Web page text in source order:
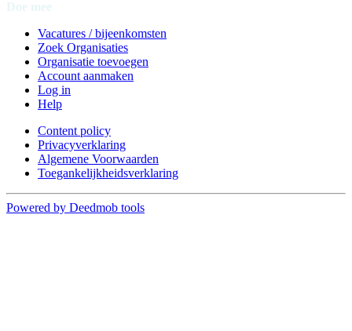
Vacatures / bijeenkomsten
Zoek Organisaties
Organisatie toevoegen
Account aanmaken
Log in
Help
Content policy
Privacyverklaring
Algemene Voorwaarden
Toegankelijkheidsverklaring
Powered by Deedmob tools